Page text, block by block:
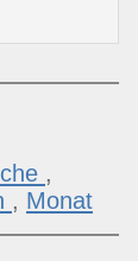
,
, Monat